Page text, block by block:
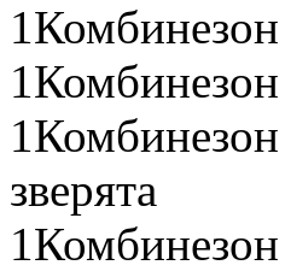
1Комбинезон
1Комбинезон
зверята